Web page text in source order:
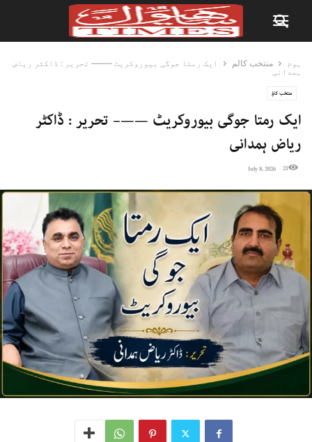
ہوم منتخب کالم
ایک رمتا جوگی بیوروکریٹ ——– تحریر : ڈاکٹر ریاض
ہمدانی
منتخب کالم
ایک رمتا جوگی بیوروکریٹ ——– تحریر : ڈاکٹر
ریاض ہمدانی
July 8, 2026 21